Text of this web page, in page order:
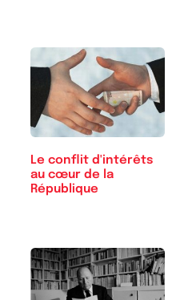
Le conflit d'intérêts
au cœur de la
République